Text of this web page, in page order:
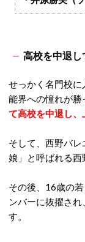
高校を中退し
せっかく名門校
能界への憧れが勝
て高校を中退し、
そして、西野バ
娘」と呼ばれる西
その後、16歳の
ンバーに抜擢さ
す。